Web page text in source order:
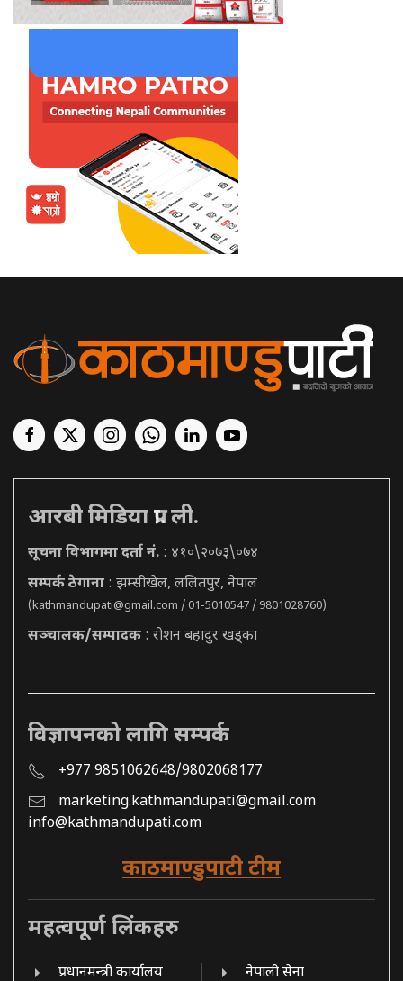
आरबी मिडिया प्रा. ली.
सूचना विभागमा दर्ता नं. : ४१०\२०७३\०७४
सम्पर्क ठेगाना : झम्सीखेल, ललितपुर, नेपाल
(kathmandupati@gmail.com / 01-5010547 / 9801028760)
सञ्चालक/सम्पादक : रोशन बहादुर खड्का
विज्ञापनको लागि सम्पर्क
+977 9851062648/9802068177
marketing.kathmandupati@gmail.com
info@kathmandupati.com
काठमाण्डुपाटी टीम
महत्वपूर्ण लिंकहरु
प्रधानमन्त्री कार्यालय नेपाली सेना